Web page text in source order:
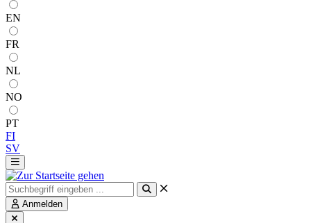
EN
FR
NL
NO
PT
FI
SV
Anmelden